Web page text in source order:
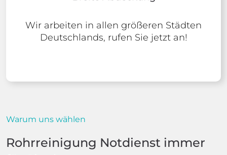
Wir arbeiten in allen größeren Städten
Deutschlands, rufen Sie jetzt an!
Warum uns wählen
Rohrreinigung Notdienst immer